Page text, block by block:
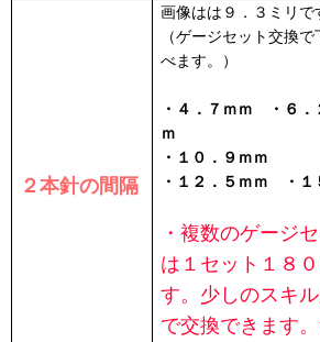
２本針の間隔
画像はは９．３ミリで
（ゲージセット交換
べます。）
・４．７ｍｍ ・６
ｍ
・１０．９ｍｍ
・１２．５ｍｍ ・１
・複数のゲージ
は１セット１８
す。少しのスキ
で交換できます